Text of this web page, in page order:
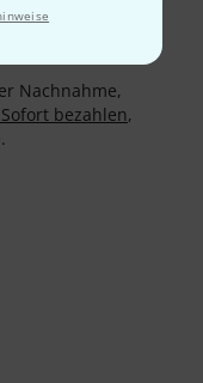
Nachnahme,
bezahlen,